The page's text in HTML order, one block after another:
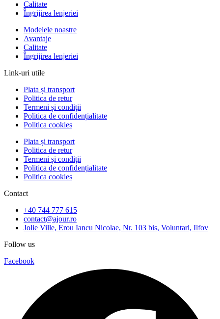
Calitate
Îngrijirea lenjeriei
Modelele noastre
Avantaje
Calitate
Îngrijirea lenjeriei
Link-uri utile
Plata și transport
Politica de retur
Termeni și condiții
Politica de confidențialitate
Politica cookies
Plata și transport
Politica de retur
Termeni și condiții
Politica de confidențialitate
Politica cookies
Contact
+40 744 777 615
contact@ajour.ro
Jolie Ville, Erou Iancu Nicolae, Nr. 103 bis, Voluntari, Ilfov
Follow us
Facebook